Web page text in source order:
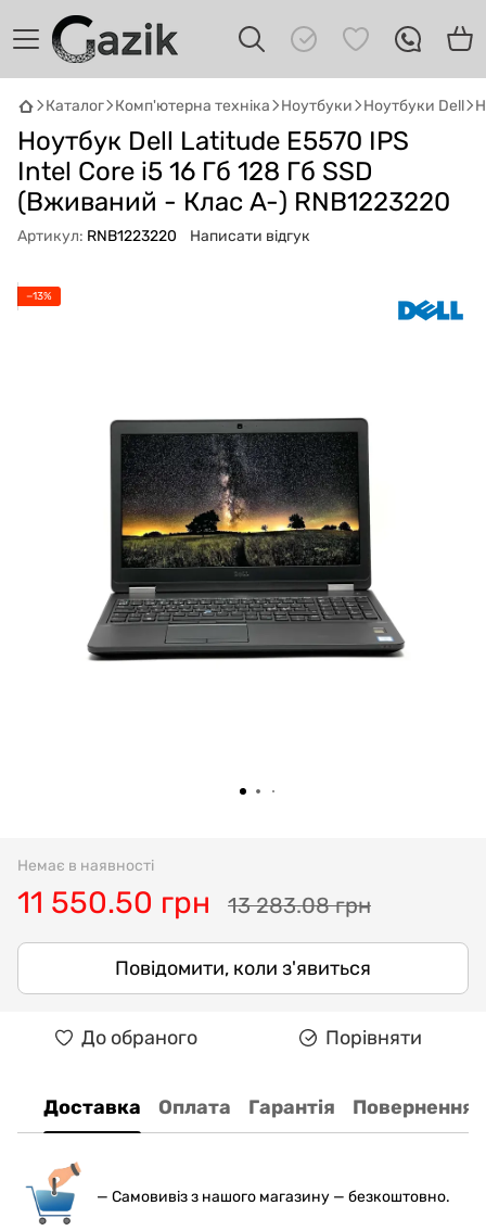
Каталог Комп'ютерна техніка Ноутбуки Ноутбуки Dell
Ноутбук Dell Latitude E5570 IPS
Intel Core i5 16 Гб 128 Гб SSD
(Вживаний - Клас A-) RNB1223220
Артикул: RNB1223220 Написати відгук
−13%
Немає в наявності
11 550.50 грн 13 283.08 грн
Повідомити, коли з'явиться
До обраного Порівняти
Доставка Оплата Гарантія Повернення
— Самовивіз з нашого магазину — безкоштовно.
GAZIK AI
Онлайн · пошук техніки
Привіт! 👋 Я Gazik AI — допоможу
підібрати вживану комп'ютерну техніку.